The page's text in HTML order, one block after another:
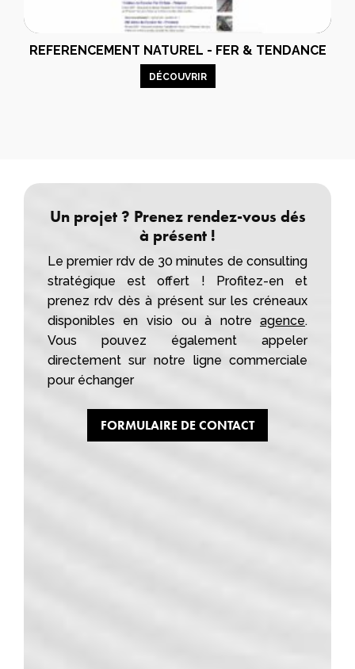
REFERENCEMENT NATUREL - FER & TENDANCE
DÉCOUVRIR
Un projet ? Prenez rendez-vous dés
à présent !
Le premier rdv de 30 minutes de consulting
stratégique est offert ! Profitez-en et
prenez rdv dès à présent sur les créneaux
disponibles en visio ou à notreagence.
Vous pouvez également appeler
directement sur notre ligne commerciale
pour échanger
FORMULAIRE DE CONTACT